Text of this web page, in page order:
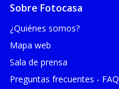
Sobre Fotocasa
¿Quiénes somos?
Mapa web
Sala de prensa
Preguntas frecuentes - FAQ